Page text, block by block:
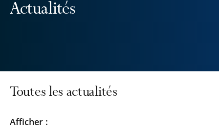
Actualités
Toutes les actualités
Passer
Passer
Afficher :